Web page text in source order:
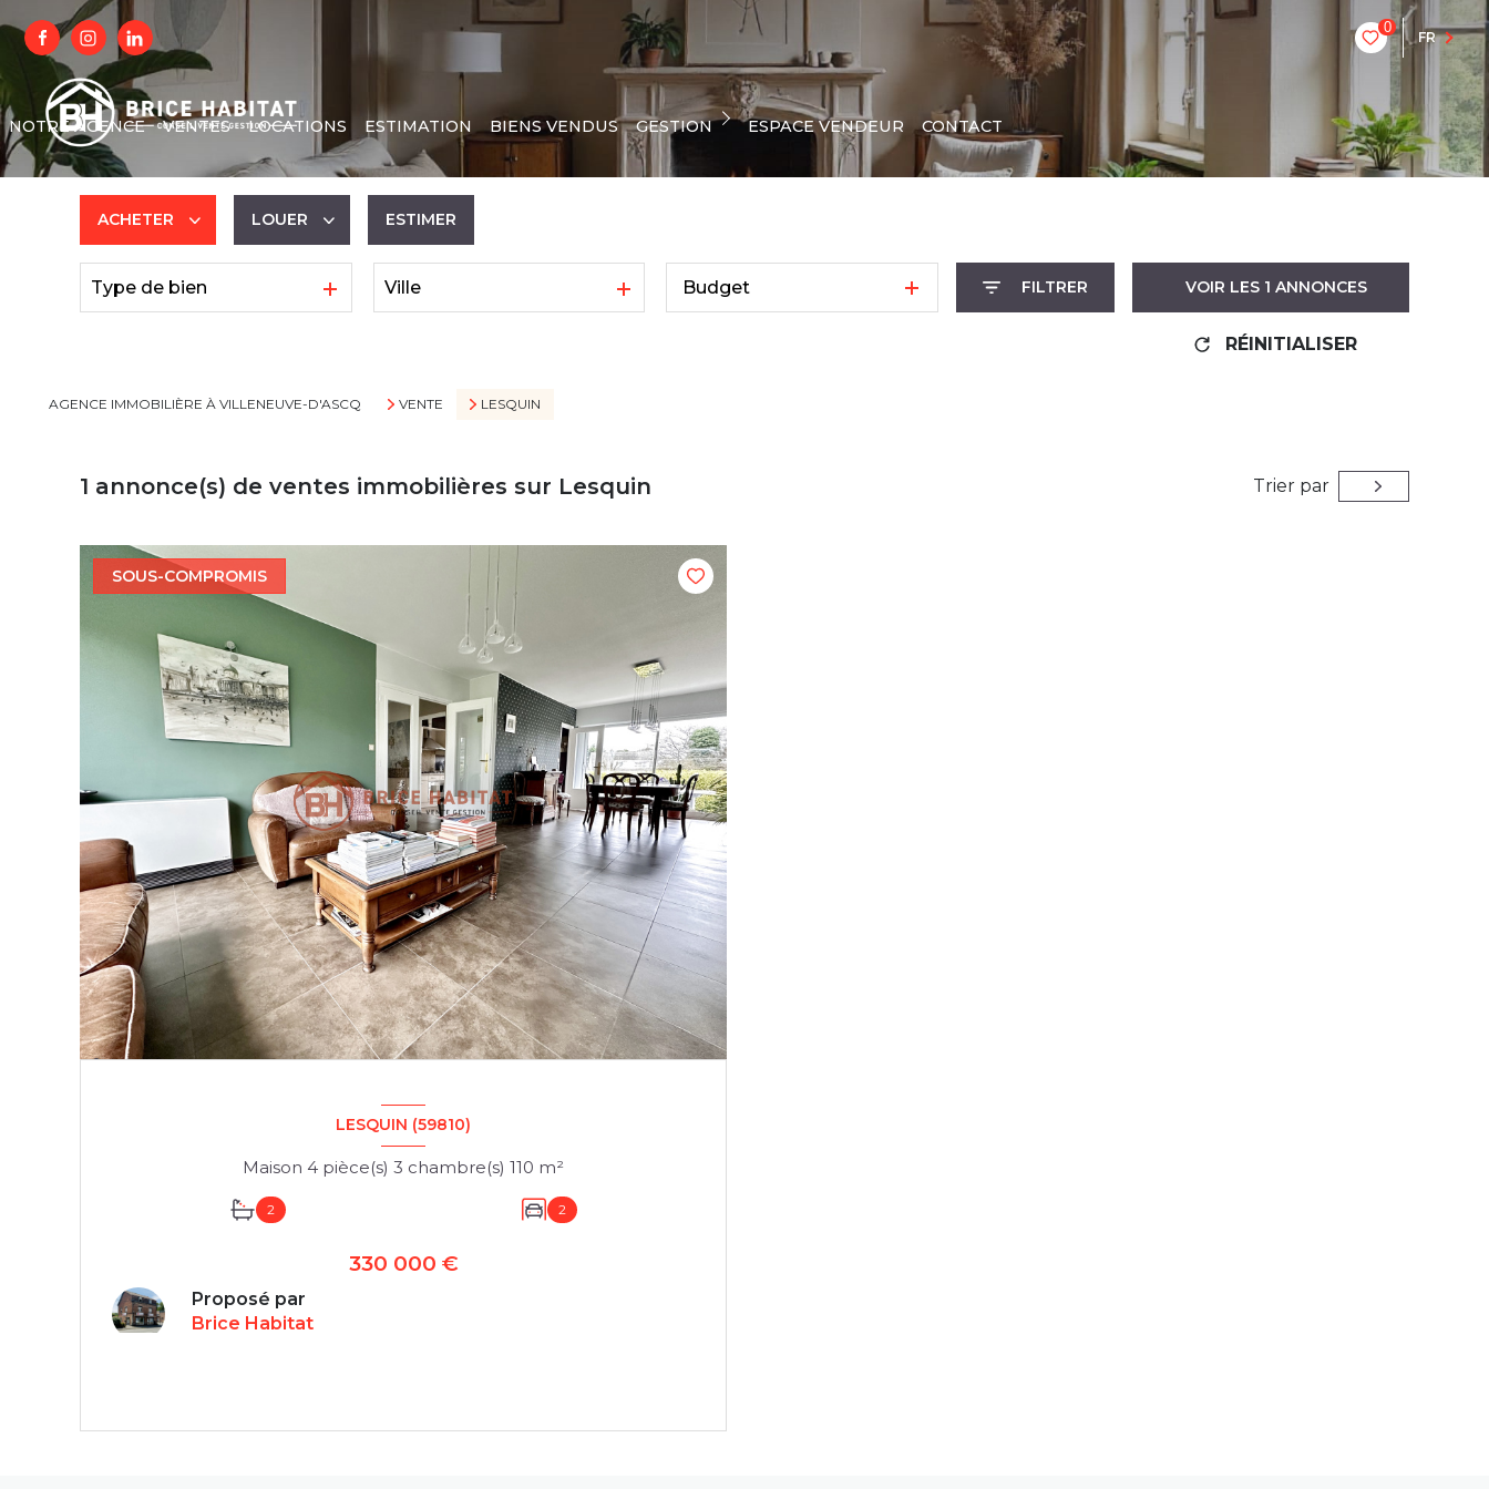
0
FR
NOTRE AGENCE VENTES LOCATIONS ESTIMATION BIENS VENDUS GESTION
ESPACE CLIENT
GESTION LOCATIVE
ESPACE VENDEUR CONTACT
ACHETER
De l'ancien
LOUER
à l'année
ESTIMER
Type de bien Ville Budget FILTRER VOIR LES 1 ANNONCES
RÉINITIALISER
AGENCE IMMOBILIÈRE À VILLENEUVE-D'ASCQ VENTE LESQUIN
1 annonce(s) de ventes immobilières sur Lesquin Trier par
SOUS-COMPROMIS
LESQUIN (59810)
Maison 4 pièce(s) 3 chambre(s) 110 m²
2 2
330 000 €
Proposé par
Brice Habitat